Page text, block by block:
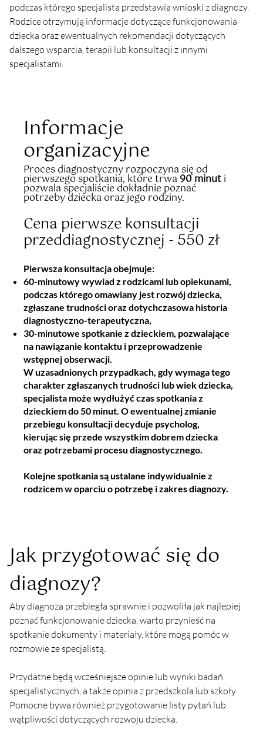
podczas którego specjalista przedstawia wnioski z diagnozy.
Rodzice otrzymują informacje dotyczące funkcjonowania
dziecka oraz ewentualnych rekomendacji dotyczących
dalszego wsparcia, terapii lub konsultacji z innymi
specjalistami.
Informacje
organizacyjne
Proces diagnostyczny rozpoczyna się od
pierwszego spotkania, które trwa90 minuti
pozwala specjaliście dokładnie poznać
potrzeby dziecka oraz jego rodziny.
Cena pierwsze konsultacji
przeddiagnostycznej - 550 zł
Pierwsza konsultacja obejmuje:
60-minutowy wywiad z rodzicami lub opiekunami,
podczas którego omawiany jest rozwój dziecka,
zgłaszane trudności oraz dotychczasowa historia
diagnostyczno-terapeutyczna,
30-minutowe spotkanie z dzieckiem, pozwalające
na nawiązanie kontaktu i przeprowadzenie
wstępnej obserwacji.
W uzasadnionych przypadkach, gdy wymaga tego
charakter zgłaszanych trudności lub wiek dziecka,
specjalista może wydłużyć czas spotkania z
dzieckiem do50 minut. O ewentualnej zmianie
przebiegu konsultacji decyduje psycholog,
kierując się przede wszystkim dobrem dziecka
oraz potrzebami procesu diagnostycznego.
Kolejne spotkania są ustalane indywidualnie z
rodzicem w oparciu o potrzebę i zakres diagnozy.
Jak przygotować się do
diagnozy?
Aby diagnoza przebiegła sprawnie i pozwoliła jak najlepiej
poznać funkcjonowanie dziecka, warto przynieść na
spotkanie dokumenty i materiały, które mogą pomóc w
rozmowie ze specjalistą.
Przydatne będą wcześniejsze opinie lub wyniki badań
specjalistycznych, a także opinia z przedszkola lub szkoły.
Pomocne bywa również przygotowanie listy pytań lub
wątpliwości dotyczących rozwoju dziecka.